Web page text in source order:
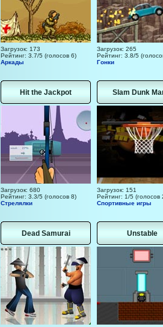
Загрузок: 173
Рейтинг: 3.7/5 (голосов 6)
Аркады
Загрузок: 265
Рейтинг: 3.8/5
Гонки
Hit the Jackpot
Загрузок: 680
Рейтинг: 3.3/5 (голосов 8)
Стрелялки
Slam Dunk
Загрузок: 151
Рейтинг: 1/5 (голосов
Спортивные игры
Dead Samurai Unstable